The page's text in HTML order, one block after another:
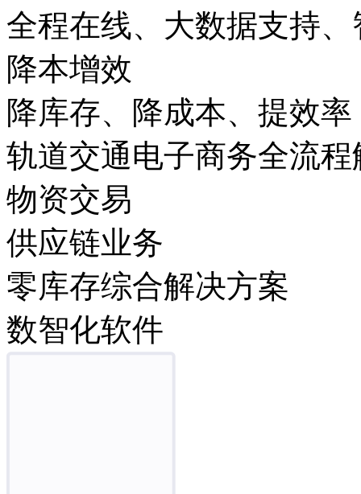
全程在线、大数据支持
降本增效
降库存、降成本、提效率
轨道交通电子商务全流
物资交易
供应链业务
零库存综合解决方案
数智化软件